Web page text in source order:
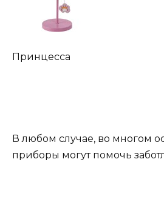
Принцесса
В любом случае, во многом
приборы могут помочь